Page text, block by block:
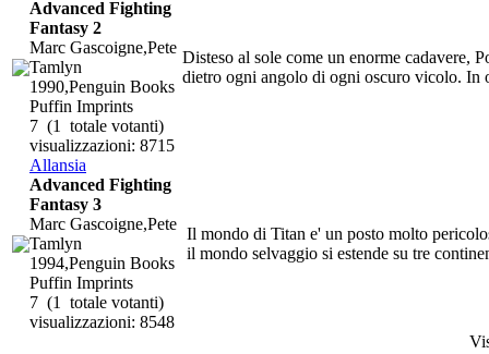
Disteso al sole come un enorme cadavere,
dietro ogni angolo di ogni oscuro vicolo. In
Advanced Fighting
Fantasy 2
Marc Gascoigne,Pete
Tamlyn
1990,Penguin Books
Puffin Imprints
7 (1 totale votanti)
visualizzazioni: 8715
Allansia
Il mondo di Titan e' un posto molto
il mondo selvaggio si estende su tre
Advanced Fighting
Fantasy 3
Marc Gascoigne,Pete
Tamlyn
1994,Penguin Books
Puffin Imprints
7 (1 totale votanti)
visualizzazioni: 8548